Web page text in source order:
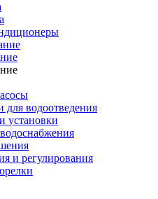
для водоотведения
установки
и регулирования